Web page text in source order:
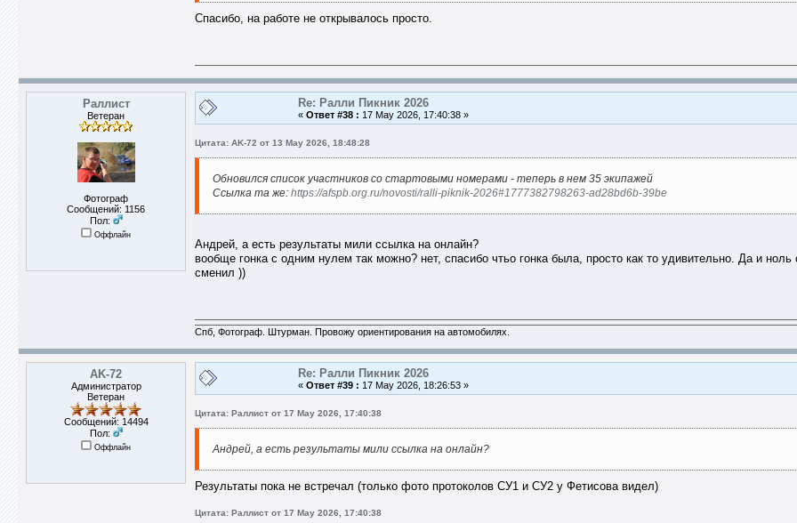
Спасибо, на работе не открывалось просто.
Раллист
Ветеран
Фотограф
Сообщений: 1156
Пол:
Оффлайн
Re: Ралли Пикник 2026
« Ответ #38 : 17 May 2026, 17:40:38 »
Цитата: AK-72 от 13 May 2026, 18:48:28
Обновился список участников со стартовыми номерами - теперь в нем 35 экипажей
Ссылка та же: https://afspb.org.ru/novosti/ralli-piknik-2026#1777382798263-ad28bd6b-39be
Андрей, а есть результаты мили ссылка на онлайн?
вообще гонка с одним нулем так можно? нет, спасибо чтьо гонка была, просто как то удивительно. Да и
сменил ))
Спб, Фотограф. Штурман. Провожу ориентирования на автомобилях.
AK-72
Администратор
Ветеран
Сообщений: 14494
Пол:
Оффлайн
Re: Ралли Пикник 2026
« Ответ #39 : 17 May 2026, 18:26:53 »
Цитата: Раллист от 17 May 2026, 17:40:38
Андрей, а есть результаты мили ссылка на онлайн?
Результаты пока не встречал (только фото протоколов СУ1 и СУ2 у Фетисова видел)
Цитата: Раллист от 17 May 2026, 17:40:38